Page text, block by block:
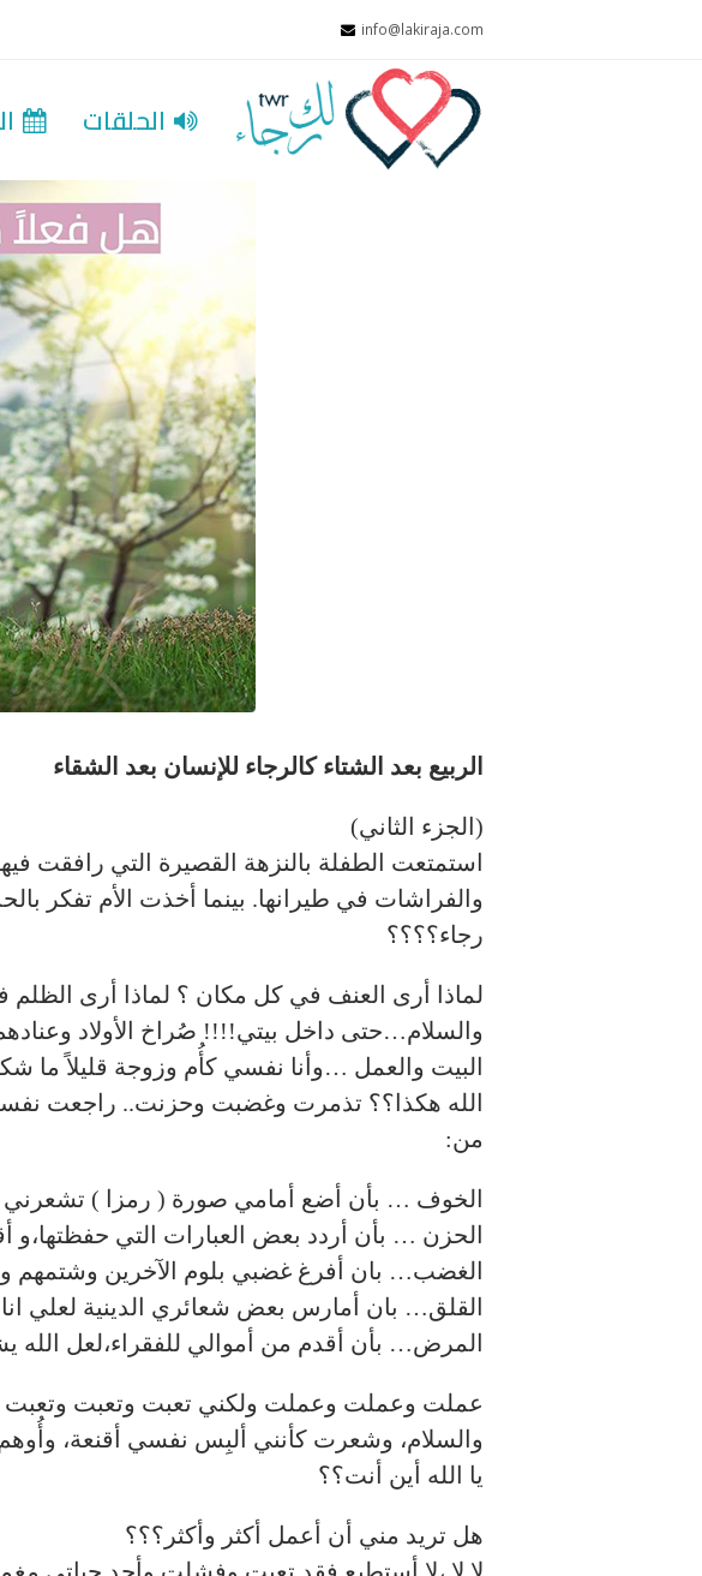
info@lakiraja.com
الحلقات
الربيع بعد الشتاء كالرجاء للإنسان بعد الشقاء
(الجزء الثاني)
استمتعت الطفلة بالنزهة القصيرة التي رافقت
والفراشات في طيرانها. بينما أخذت الأم تفكر
رجاء؟؟؟؟
لماذا أرى العنف في كل مكان ؟ لماذا أرى الظلم
والسلام…حتى داخل بيتي!!!! صُراخ الأولاد
البيت والعمل …وأنا نفسي كأُم وزوجة قليلاً ما
الله هكذا؟؟ تذمرت وغضبت وحزنت.. راجعت
من:
الخوف … بأن أضع أمامي صورة ( رمزا ) تشعرني
الحزن … بأن أردد بعض العبارات التي حفظتها،و
الغضب… بان أفرغ غضبي بلوم الآخرين وشتمهم
القلق… بان أمارس بعض شعائري الدينية لعلي
المرض… بأن أقدم من أموالي للفقراء،لعل
عملت وعملت وعملت ولكني تعبت وتعبت وتعبت ،
والسلام، وشعرت كأنني ألبِس نفسي أقنعة،
يا الله أين أنت؟؟
هل تريد مني أن أعمل أكثر وأكثر؟؟؟